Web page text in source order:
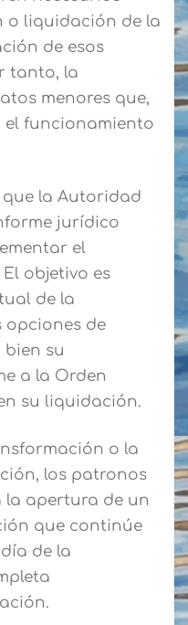
o liquidación de la
de esos
tanto, la
menores que,
funcionamiento
la Autoridad
jurídico
el
El objetivo es
de la
opciones de
su
a la Orden
su liquidación.
o la
los patronos
la apertura de un
que continúe
de la